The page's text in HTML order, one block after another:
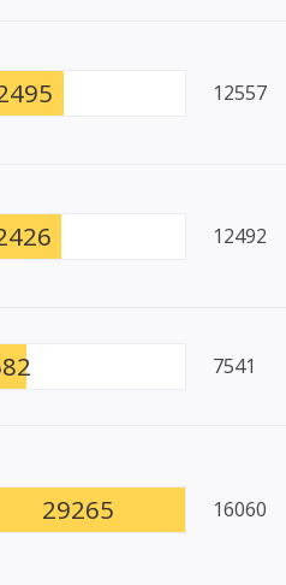
12557
12492
7541
29265 16060